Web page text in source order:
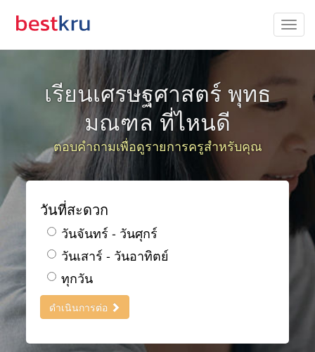
เรียนเศรษฐศาสตร์ พุทธ
มณฑล ที่ไหนดี
ตอบคำถามเพื่อดูรายการครูสำหรับคุณ
วันที่สะดวก
วันจันทร์ - วันศุกร์
วันเสาร์ - วันอาทิตย์
ทุกวัน
ดำเนินการต่อ